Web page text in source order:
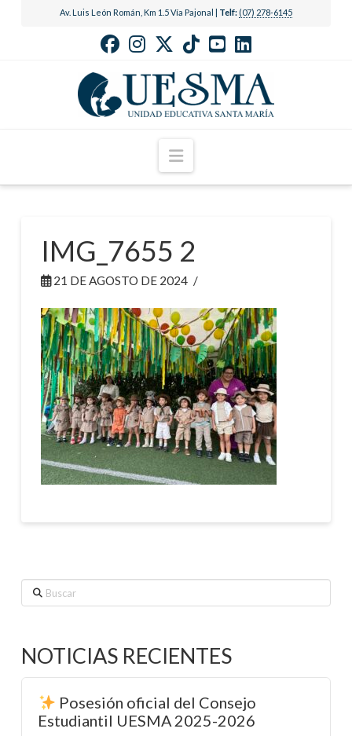
Av. Luis León Román, Km 1.5 Vía Pajonal | Telf: (07) 278-6145
Navigation
IMG_7655 2
21 DE AGOSTO DE 2024
Buscar
NOTICIAS RECIENTES
Posesión oficial del Consejo
Estudiantil UESMA 2025-2026